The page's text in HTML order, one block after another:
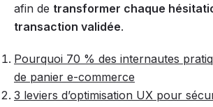
afin de transformer chaque
transaction validée.
Pourquoi 70 % des internautes
de panier e-commerce
3 leviers d’optimisation UX pour